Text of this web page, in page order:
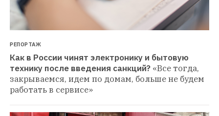
РЕПОРТАЖ
Как в России чинят электронику и бытовую
технику после введения санкций? «Все тогда,
закрываемся, идем по домам, больше не будем
работать в сервисе»